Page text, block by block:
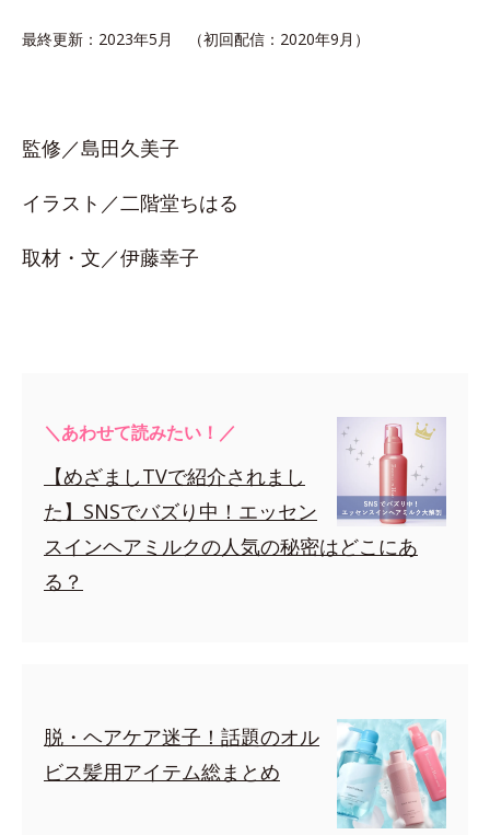
最終更新：2023年5月 （初回配信：2020年9月）
監修／島田久美子
イラスト／二階堂ちはる
取材・文／伊藤幸子
＼あわせて読みたい！／
【めざましTVで紹介されまし
た】SNSでバズり中！エッセン
スインヘアミルクの人気の秘密はどこにあ
る？
脱・ヘアケア迷子！話題のオル
ビス髪用アイテム総まとめ